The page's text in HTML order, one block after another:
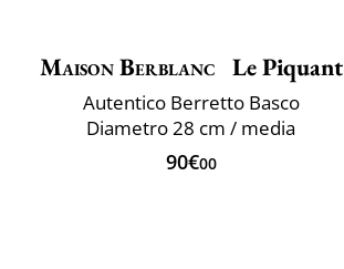
Maison Berblanc Le Piquant
Autentico Berretto Basco
Diametro 28 cm / media
90€00